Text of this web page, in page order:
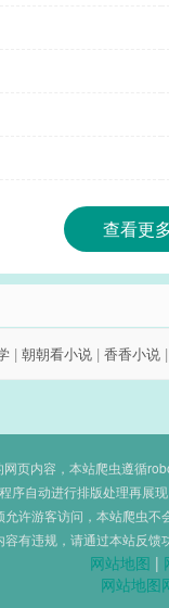
查看更
| 朝朝看小说 | 香香小说 |
页内容，本站爬虫遵循
序自动进行排版处理再展
许游客访问，本站爬虫
容有违规，请通过本站反馈
网站地图 |
网站地图